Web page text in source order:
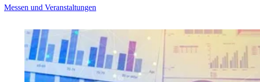
Messen und Veranstaltungen